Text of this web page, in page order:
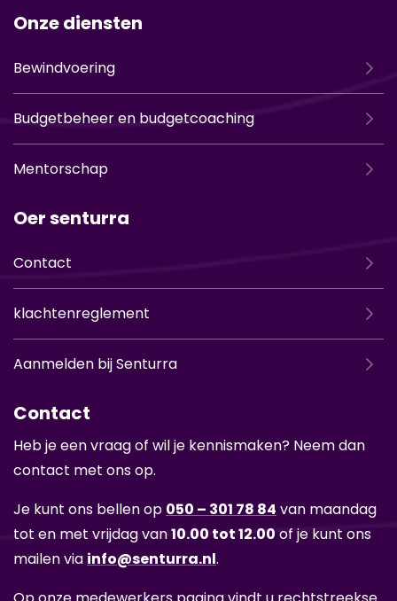
Onze diensten
Bewindvoering
Budgetbeheer en budgetcoaching
Mentorschap
Oer senturra
Contact
klachtenreglement
Aanmelden bij Senturra
Contact
Heb je een vraag of wil je ken­nis­ma­ken? Neem dan
con­tact met ons op.
Je kunt ons bel­len op 050 – 301 78 84 van maan­dag
tot en met vrij­dag van10.00 tot 12.00 of je kunt ons
mai­len via info@sen­tur­ra.nl.